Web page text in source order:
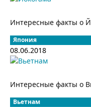
Интересные факты о
Япония
08.06.2018
Интересные факты о
Вьетнам